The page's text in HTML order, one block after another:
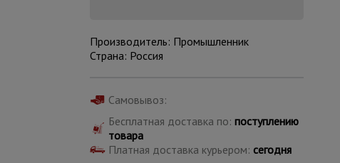
всех
Производитель: Промышленник
Страна: Россия
Самовывоз:
Бесплатная доставка по: поступлению
товара
Платная доставка курьером: сегодня